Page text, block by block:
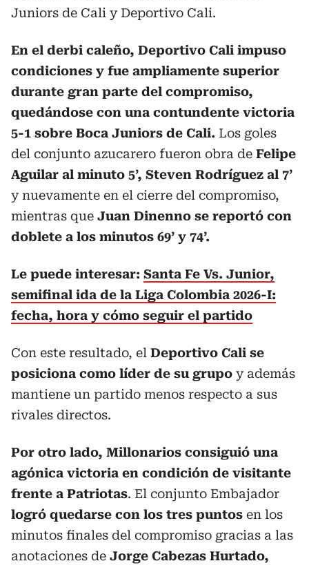
Juniors de Cali y Deportivo Cali.
En el derbi caleño, Deportivo Cali impuso
condiciones y fue ampliamente superior
durante gran parte del compromiso,
quedándose con una contundente victoria
5-1 sobre Boca Juniors de Cali. Los goles
del conjunto azucarero fueron obra de Felipe
Aguilar al minuto 5’, Steven Rodríguez al 7’
y nuevamente en el cierre del compromiso,
mientras que Juan Dinenno se reportó con
doblete a los minutos 69’ y 74’.
Le puede interesar: Santa Fe Vs. Junior,
semifinal ida de la Liga Colombia 2026-I:
fecha, hora y cómo seguir el partido
Con este resultado, el Deportivo Cali se
posiciona como líder de su grupo y además
mantiene un partido menos respecto a sus
rivales directos.
Por otro lado, Millonarios consiguió una
agónica victoria en condición de visitante
frente a Patriotas. El conjunto Embajador
logró quedarse con los tres puntos en los
minutos finales del compromiso gracias a las
anotaciones de Jorge Cabezas Hurtado,